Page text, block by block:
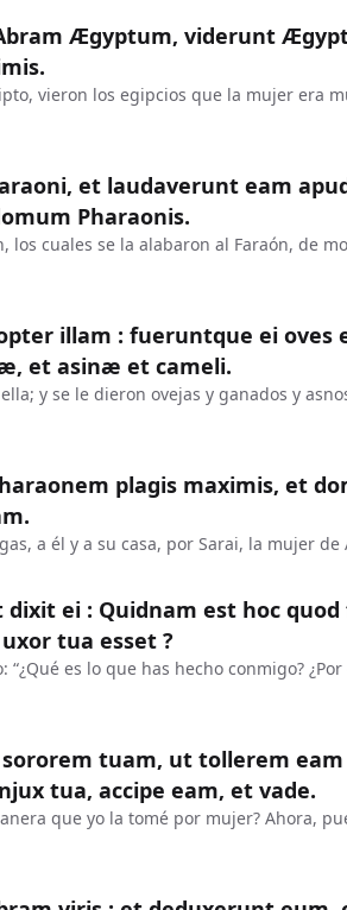
Ægyptum, viderunt
vieron los egipcios que la mujer era
et laudaverunt eam
Pharaonis.
los cuales se la alabaron al Faraón, de
illam : fueruntque ei oves
et asinæ et cameli.
y se le dieron ovejas y ganados y
plagis maximis, et
a él y a su casa, por Sarai, la mujer de
ei : Quidnam est hoc
tua esset ?
es lo que has hecho conmigo?
tuam, ut tollerem
tua, accipe eam, et vade.
que yo la tomé por mujer? Ahora,